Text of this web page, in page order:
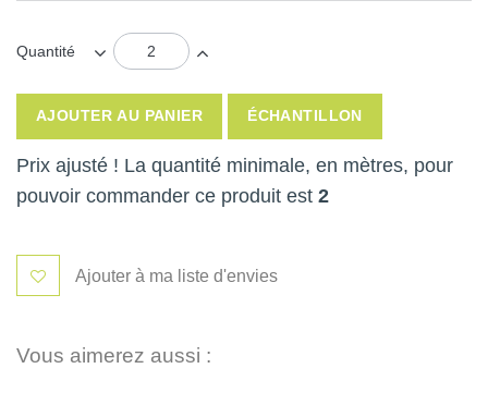
Quantité
AJOUTER AU PANIER ÉCHANTILLON
Prix ajusté ! La quantité minimale, en mètres, pour
pouvoir commander ce produit est 2
Ajouter à ma liste d'envies
Vous aimerez aussi :